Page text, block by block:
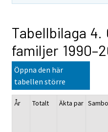
Tabellbilaga 4.
familjer
Öppna den här
tabellen större
År Totalt Äkta par